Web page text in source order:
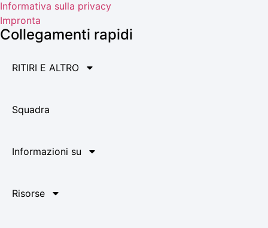
Informativa sulla privacy
Impronta
Collegamenti rapidi
RITIRI E ALTRO
Squadra
Informazioni su
Risorse